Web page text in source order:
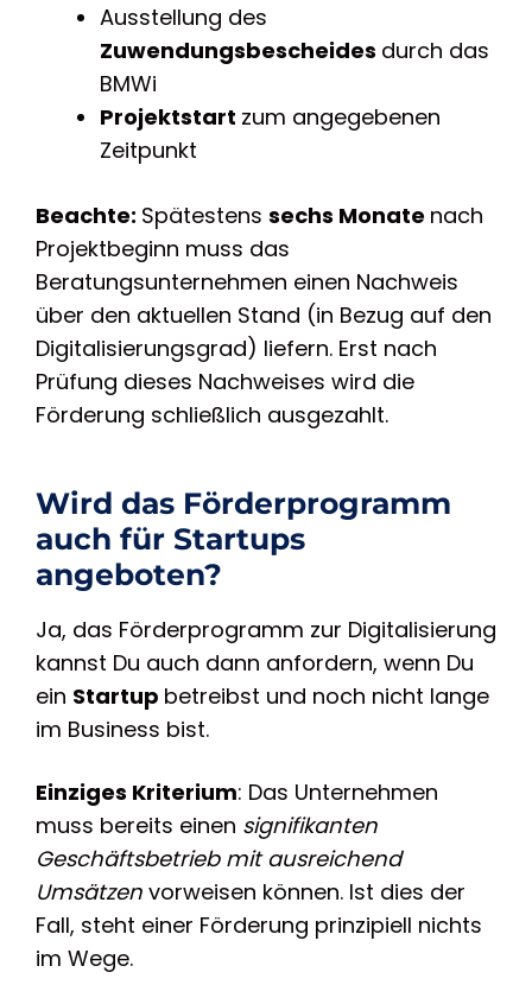
Ausstellung des
Zuwendungsbescheides durch das
BMWi
Projektstart zum angegebenen
Zeitpunkt
Beachte: Spätestens sechs Monate nach
Projektbeginn muss das
Beratungsunternehmen einen Nachweis
über den aktuellen Stand (in Bezug auf den
Digitalisierungsgrad) liefern. Erst nach
Prüfung dieses Nachweises wird die
Förderung schließlich ausgezahlt.
Wird das Förderprogramm
auch für Startups
angeboten?
Ja, das Förderprogramm zur Digitalisierung
kannst Du auch dann anfordern, wenn Du
ein Startup betreibst und noch nicht lange
im Business bist.
Einziges Kriterium: Das Unternehmen
muss bereits einen signifikanten
Geschäftsbetrieb mit ausreichend
Umsätzen vorweisen können. Ist dies der
Fall, steht einer Förderung prinzipiell nichts
im Wege.